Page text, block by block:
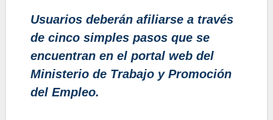
Usuarios deberán afiliarse a través
de cinco simples pasos que se
encuentran en el portal web del
Ministerio de Trabajo y Promoción
del Empleo.